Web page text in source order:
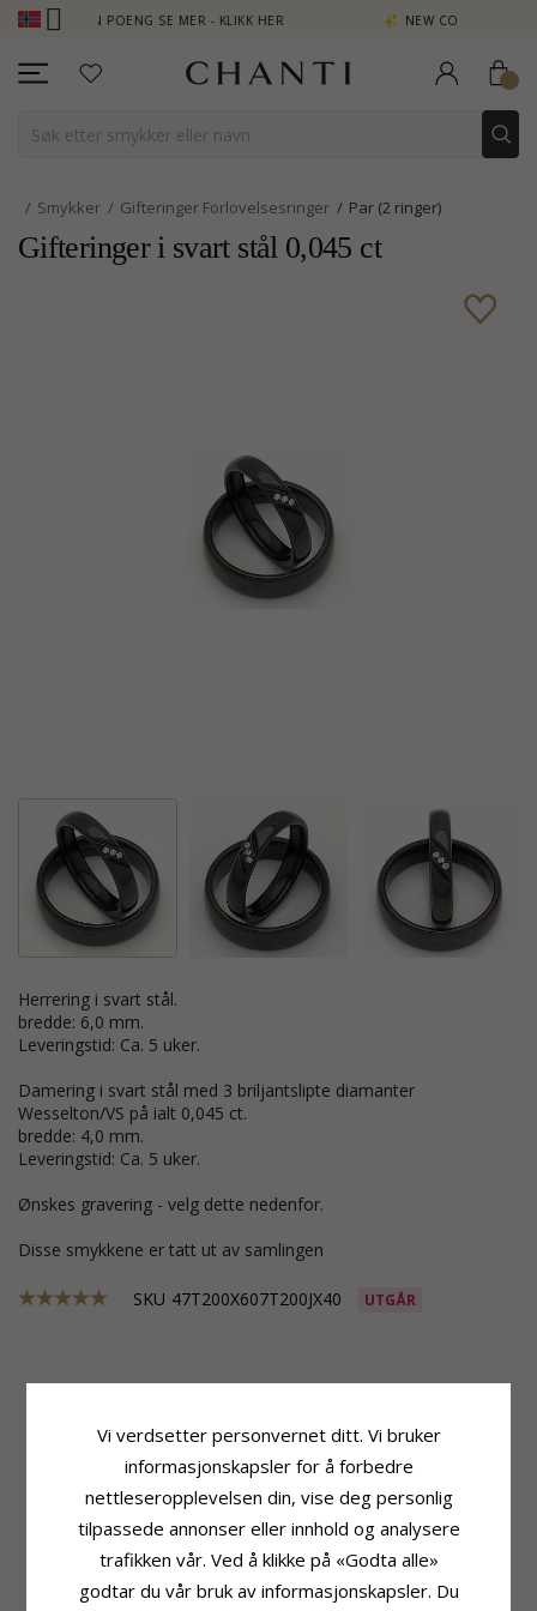
POENG SE MER - KLIKK HER NEW COLLECTION | AURA
Smykker Gifteringer Forlovelsesringer Par (2 ringer)
Gifteringer i svart stål 0,045 ct
Herrering i svart stål.
bredde: 6,0 mm.
Leveringstid: Ca. 5 uker.
Damering i svart stål med 3 briljantslipte diamanter
Wesselton/VS på ialt 0,045 ct.
bredde: 4,0 mm.
Leveringstid: Ca. 5 uker.
Ønskes gravering - velg dette nedenfor.
Disse smykkene er tatt ut av samlingen
SKU 47T200X607T200JX40 UTGÅR
Gifteringer
Svart Stål
Overflate: Blank
Bredde: 6,0 mm
Vekt: 4,4 G
Leveringstid:Ca. 5 Uker
Produktinformasjon
Ringtype:Damering
Edelmetall:Svart Stål
Stein
Antall: 3
Sliping:Briljantslipt
Vi verdsetter personvernet ditt. Vi bruker
informasjonskapsler for å forbedre
nettleseropplevelsen din, vise deg personlig
tilpassede annonser eller innhold og analysere
trafikken vår. Ved å klikke på «Godta alle»
godtar du vår bruk av informasjonskapsler. Du